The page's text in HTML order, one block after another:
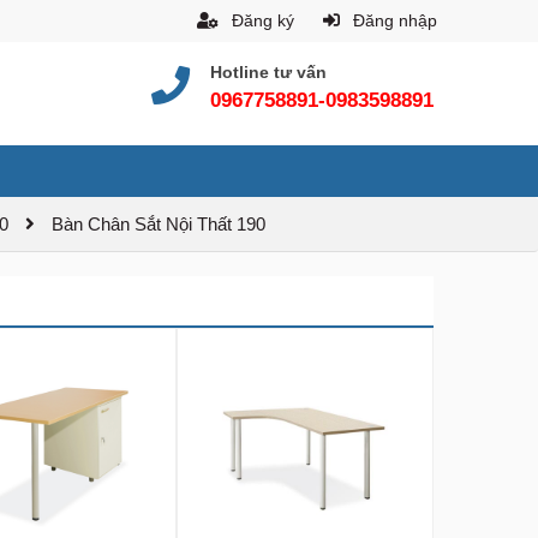
Đăng ký Đăng nhập
Hotline tư vấn
0967758891-0983598891
Bàn Chân Sắt Nội Thất 190